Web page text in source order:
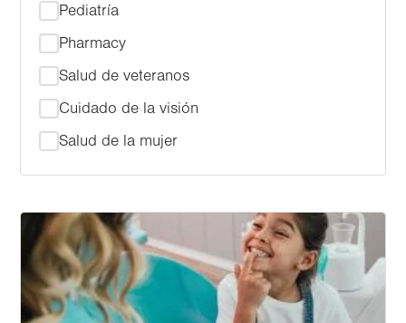
Pediatría
Pharmacy
Salud de veteranos
Cuidado de la visión
Salud de la mujer
Image